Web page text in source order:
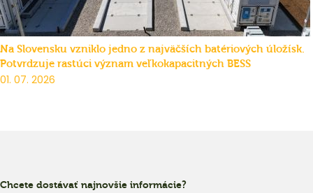
Na Slovensku vzniklo jedno z najväčších batériových úložísk.
Potvrdzuje rastúci význam veľkokapacitných BESS
01. 07. 2026
Chcete dostávať najnovšie informácie?